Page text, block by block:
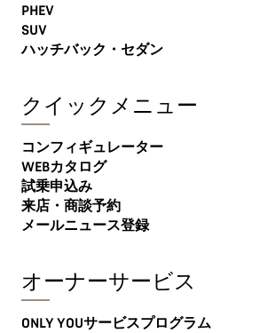
PHEV
SUV
ハッチバック・セダン
クイックメニュー
コンフィギュレーター
WEBカタログ
試乗申込み
来店・商談予約
メールニュース登録
オーナーサービス
ONLY YOUサービスプログラム